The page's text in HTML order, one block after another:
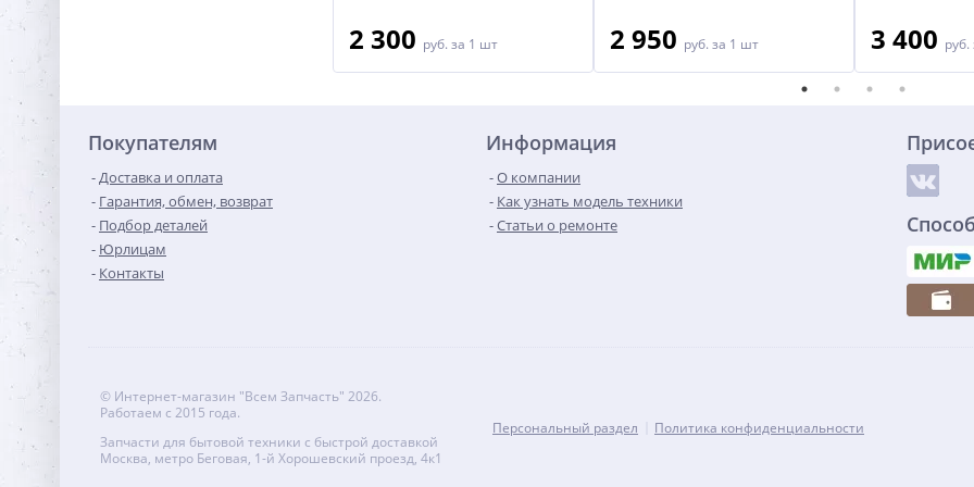
2 300 руб. за 1 шт 2 950 руб. за 1 шт 3 400 руб.
Покупателям
Доставка и оплата
Гарантия, обмен, возврат
Подбор деталей
Юрлицам
Контакты
Информация
О компании
Как узнать модель техники
Статьи о ремонте
© Интернет-магазин "Всем Запчасть" 2026.
Работаем с 2015 года.
Запчасти для бытовой техники с быстрой доставкой
Москва, метро Беговая, 1-й Хорошевский проезд, 4к1
Персональный раздел Политика конфиденциальности